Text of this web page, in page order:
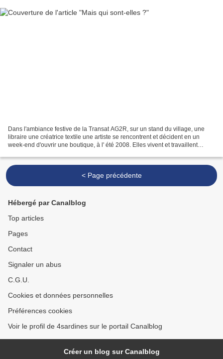
Dans l'ambiance festive de la Transat AG2R, sur un stand du village, une
libraire une créatrice textile une artiste se rencontrent et décident en un
week-end d'ouvrir une boutique, à l' été 2008. Elles vivent et travaillent
< Page précédente
Hébergé par Canalblog
Top articles
Pages
Contact
Signaler un abus
C.G.U.
Cookies et données personnelles
Préférences cookies
Voir le profil de 4sardines sur le portail Canalblog
Créer un blog sur Canalblog